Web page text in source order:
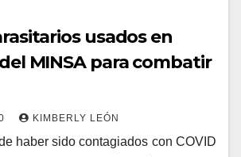
usados en
MINSA para combatir
KIMBERLY LEÓN
haber sido contagiados con COVID